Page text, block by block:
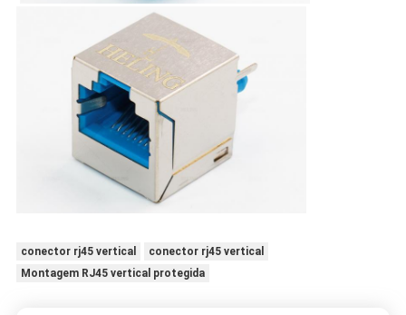
conector rj45 vertical
conector rj45 vertical
Montagem RJ45 vertical protegida